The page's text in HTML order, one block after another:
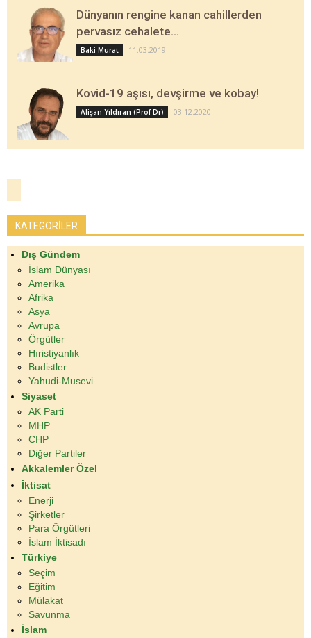
Dünyanın rengine kanan cahillerden
pervasız cehalete…
Baki Murat 11.03.2019
Kovid-19 aşısı, devşirme ve kobay!
Alişan Yıldıran (Prof Dr) 03.12.2020
KATEGORİLER
Dış Gündem
İslam Dünyası
Amerika
Afrika
Asya
Avrupa
Örgütler
Hıristiyanlık
Budistler
Yahudi-Musevi
Siyaset
AK Parti
MHP
CHP
Diğer Partiler
Akkalemler Özel
İktisat
Enerji
Şirketler
Para Örgütleri
İslam İktisadı
Türkiye
Seçim
Eğitim
Mülakat
Savunma
İslam